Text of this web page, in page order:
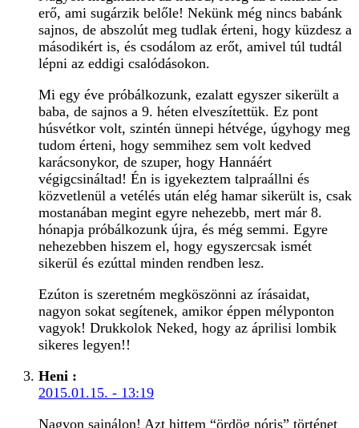
erő, ami sugárzik belőle! Nekünk még nincs babánk
sajnos, de abszolút meg tudlak érteni, hogy küzdesz a
másodikért is, és csodálom az erőt, amivel túl tudtál
lépni az eddigi csalódásokon.
Mi egy éve próbálkozunk, ezalatt egyszer sikerült a
baba, de sajnos a 9. héten elveszítettük. Ez pont
húsvétkor volt, szintén ünnepi hétvége, úgyhogy meg
tudom érteni, hogy semmihez sem volt kedved
karácsonykor, de szuper, hogy Hannáért
végigcsináltad! Én is igyekeztem talpraállni és
közvetlenül a vetélés után elég hamar sikerült is, csak
mostanában megint egyre nehezebb, mert már 8.
hónapja próbálkozunk újra, és még semmi. Egyre
nehezebben hiszem el, hogy egyszercsak ismét
sikerül és ezúttal minden rendben lesz.
Ezúton is szeretném megköszönni az írásaidat,
nagyon sokat segítenek, amikor éppen mélyponton
vagyok! Drukkolok Neked, hogy az áprilisi lombik
sikeres legyen!!
Heni :
2015.01.15. - 13:19
Nagyon sajnálon! Azt hittem “ördög nóris” történet